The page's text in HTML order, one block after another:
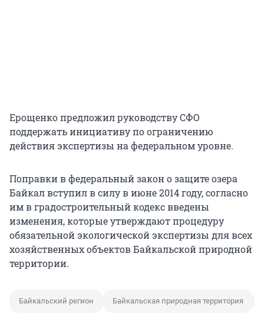
Ерощенко предложил руководству СФО
поддержать инициативу по ограничению
действия экспертизы на федеральном уровне.
Поправки в федеральный закон о защите озера
Байкал вступил в силу в июне 2014 году, согласно
им в градостроительный кодекс введены
изменения, которые утверждают процедуру
обязательной экологической экспертизы для всех
хозяйственных объектов Байкальской природной
территории.
Байкальский регион Байкальская природная территория